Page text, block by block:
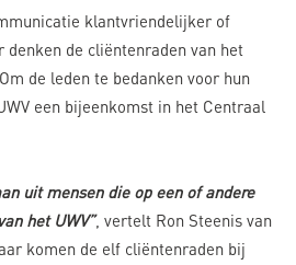
klantvriendelijker of
de cliëntenraden van het
de leden te bedanken voor hun
een bijeenkomst in het Centraal
uit mensen die op een of andere
het UWV”, vertelt Ron Steenis van
komen de elf cliëntenraden bij